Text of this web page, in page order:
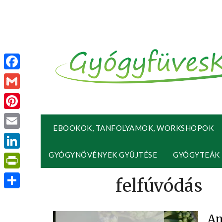
EBOOKOK, TANFOLYAMOK, WORKSHOPOK
GYÓGYNÖVÉNYEK GYŰJTÉSE GYÓGYTEÁK
Facebook
Gmail
Pinterest
Email
LinkedIn
PrintFriendly